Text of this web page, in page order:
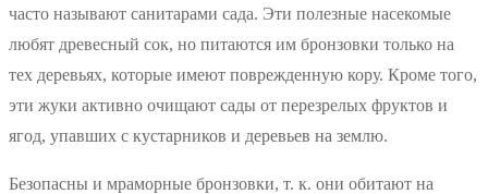
часто называют санитарами сада. Эти полезные насекомые
любят древесный сок, но питаются им бронзовки только на
тех деревьях, которые имеют поврежденную кору. Кроме того,
эти жуки активно очищают сады от перезрелых фруктов и
ягод, упавших с кустарников и деревьев на землю.
Безопасны и мраморные бронзовки, т. к. они обитают на